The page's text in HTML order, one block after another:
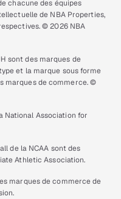
chacune des équipes
de NBA Properties,
© 2026 NBA
sont des marques de
et la marque sous forme
marques de commerce. ©
National Association for
de la NCAA sont des
Athletic Association.
marques de commerce de